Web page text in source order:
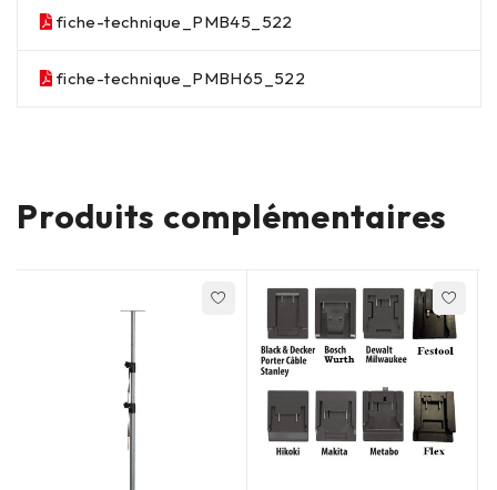
fiche-technique_PMB45_522
fiche-technique_PMBH65_522
Produits complémentaires